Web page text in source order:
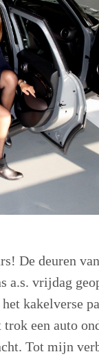
De deuren
a.s. vrijdag
kakelverse
een auto
Tot mijn